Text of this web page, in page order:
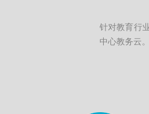
针对教育行
中心教务云。